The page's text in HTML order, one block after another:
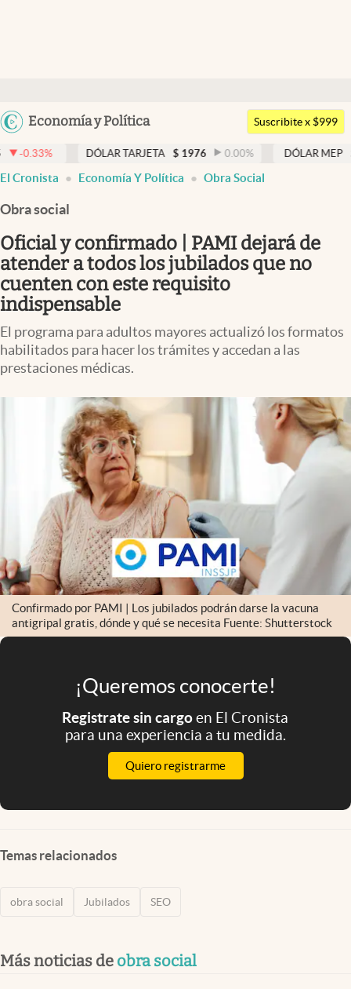
Argentina
Uruguay
Economía y Política
Members
Economía y Política
Finanzas y Mercados
Mercados Online
Negocios
Columnistas
Otras secciones
Apertura
Infotechnology
Mundial 2026
Eventos Corporativos
El Cronista Studio
Mediakit
abre en nueva pestaña
Argentina
Suscribite x $999
DÓLAR TARJETA $ 1976 0.00% DÓLAR MEP 1526,03
El Cronista Economía Y Política Obra Social
Obra social
Oficial y confirmado | PAMI dejará de
atender a todos los jubilados que no
cuenten con este requisito
indispensable
El programa para adultos mayores actualizó los formatos
habilitados para hacer los trámites y accedan a las
prestaciones médicas.
Confirmado por PAMI | Los jubilados podrán darse la vacuna
antigripal gratis, dónde y qué se necesita Fuente: Shutterstock
¡Queremos conocerte!
Registrate sin cargoen El Cronista
para una experiencia a tu medida.
Quiero registrarme
Temas relacionados
obra social Jubilados SEO
Más noticias de obra social